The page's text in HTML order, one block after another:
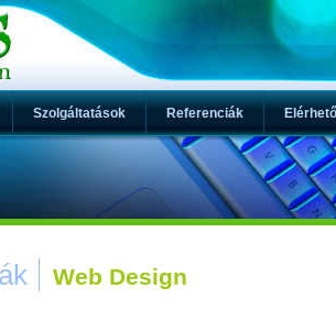
Szolgáltatások Referenciák
Web Design